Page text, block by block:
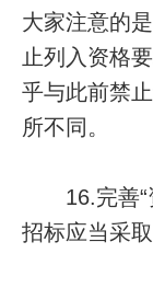
大家注意的
止列入资格
乎与此前禁
所不同。
16.完善
招标应当采